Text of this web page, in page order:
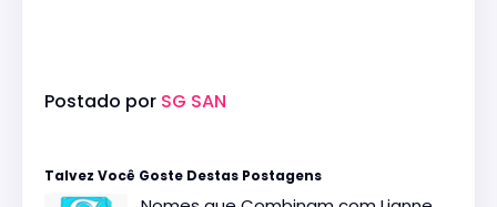
Postado por SG SAN
Talvez Você Goste Destas Postagens